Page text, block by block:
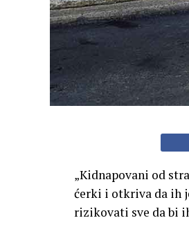
„Kidnapovani od
ćerki i otkriva da ih
rizikovati sve da bi